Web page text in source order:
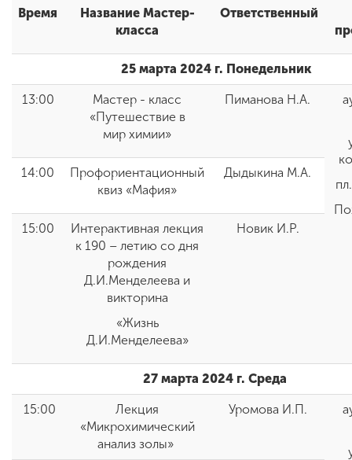
Приемная
комиссия
+7 (831) 262-26-20
Время
Название Мастер-
класса
Ответственный
25 марта 2024 г. Понедельник
13:00
Мастер - класс
«Путешествие в
мир химии»
Пиманова Н.А.
14:00
Профориентационный
квиз «Мафия»
Дыдыкина М.А.
15:00
Интерактивная лекция
к 190 – летию со дня
рождения
Д.И.Менделеева и
викторина
«Жизнь
Д.И.Менделеева»
Новик И.Р.
27 марта 2024 г. Среда
15:00
Лекция
«Микрохимический
анализ золы»
Уромова И.П.